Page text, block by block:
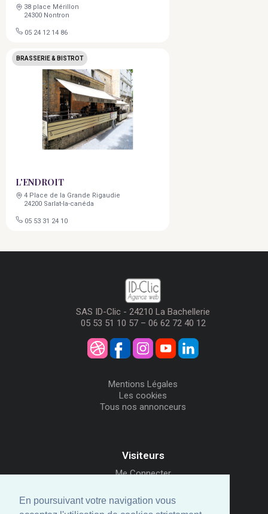
En poursuivant votre navigation vous
38 place Mérillon
24300 Nontron
05 24 12 14 86
L'ENDROIT
4 Place de la Grande Rigaudie
24200 Sarlat-la-canéda
05 53 31 24 10
BRASSERIE & BISTROT
SAS ID-Clic - 24210 La Bachellerie
05 53 51 10 57 – 06 62 72 40 12
Mentions Légales
Les cookies
Tous nos annonceurs
Visiteurs
Me Connecter
Annonceurs